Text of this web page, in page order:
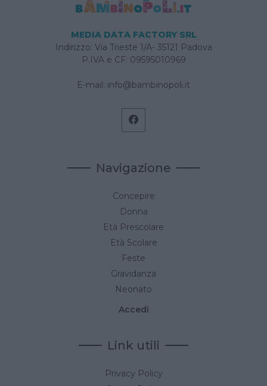
MEDIA DATA FACTORY SRL
Indirizzo: Via Trieste 1/A- 35121 Padova
P.IVA e CF: 09595010969
E-mail: info@bambinopoli.it
Navigazione
Concepire
Donna
Età Prescolare
Età Scolare
Feste
Gravidanza
Neonato
Accedi
Link utili
Privacy Policy